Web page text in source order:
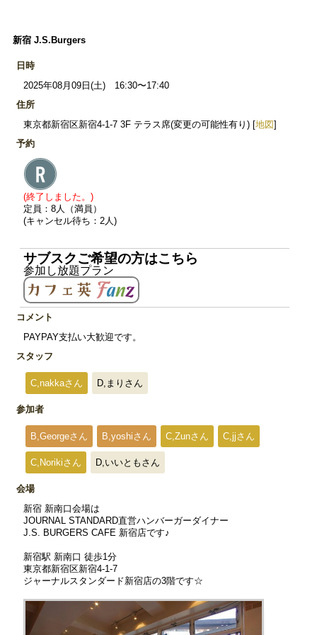
新宿 J.S.Burgers
日時
2025年08月09日(土) 16:30〜17:40
住所
東京都新宿区新宿4-1-7 3F テラス席(変更の可能性有り) [地図]
予約
(終了しました。)
定員：8人（満員）
(キャンセル待ち：2人)
サブスクご希望の方はこちら
参加し放題プラン
コメント
PAYPAY支払い大歓迎です。
スタッフ
C,nakkaさん D,まりさん
参加者
B,Georgeさん B,yoshiさん C,Zunさん C,jjさん
C,Norikiさん D,いいともさん
会場
新宿 新南口会場は
JOURNAL STANDARD直営ハンバーガーダイナー
J.S. BURGERS CAFE 新宿店です♪
新宿駅 新南口 徒歩1分
東京都新宿区新宿4-1-7
ジャーナルスタンダード新宿店の3階です☆